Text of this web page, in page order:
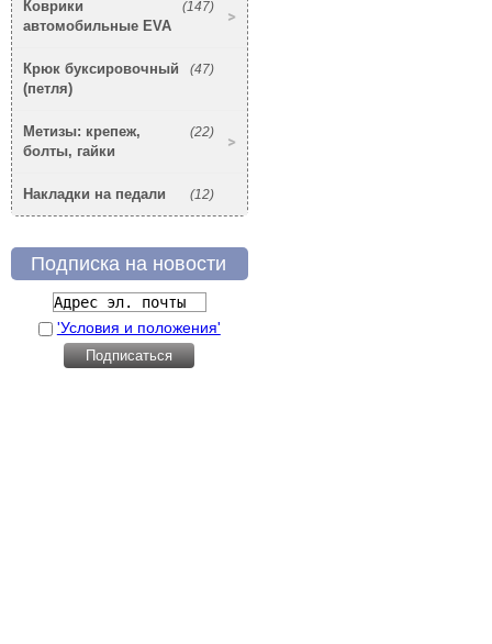
(147)
Коврики
автомобильные EVA
(47)
Крюк буксировочный
(петля)
(22)
Метизы: крепеж,
болты, гайки
(12)
Накладки на педали
Подписка на новости
'Условия и положения'